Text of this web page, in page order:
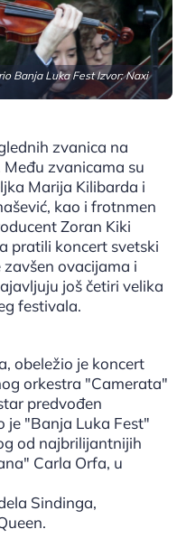
Banja Luka Fest Izvor: Naxi
zvanica na
zvanicama su
Marija Kilibarda i
kao i frotnmen
Zoran Kiki
pratili koncert svetski
ovacijama i
još četiri velika
festivala.
obeležio je koncert
orkestra "Camerata"
predvođen
je "Banja Luka Fest"
od najbrilijantnijih
Carla Orfa, u
Sindinga,